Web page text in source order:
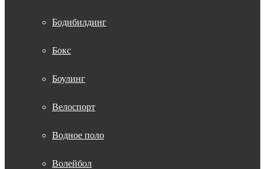
Бодибилдинг
Бокс
Боулинг
Велоспорт
Водное поло
Волейбол